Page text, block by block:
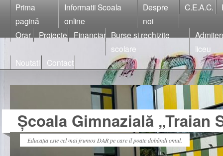
Prima
pagină
Informatii Scoala
online
Despre
noi
C.E.A.C.
Orar Proiecte Financiar Burse si rechizite
scolare
liceu
Noutati
Contact
Școala Gimnazială „Traian
Educația este cel mai frumos DAR pe care il poate dobândi omul.